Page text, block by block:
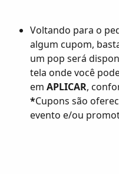
Voltando para o
algum cupom,
um pop será
tela onde você
em APLICAR,
*Cupons são
evento e/ou